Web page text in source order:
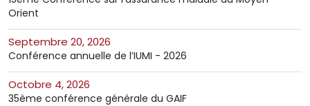
Orient
septembre 20, 2026
Conférence annuelle de l’IUMI - 2026
octobre 4, 2026
35ème conférence générale du GAIF